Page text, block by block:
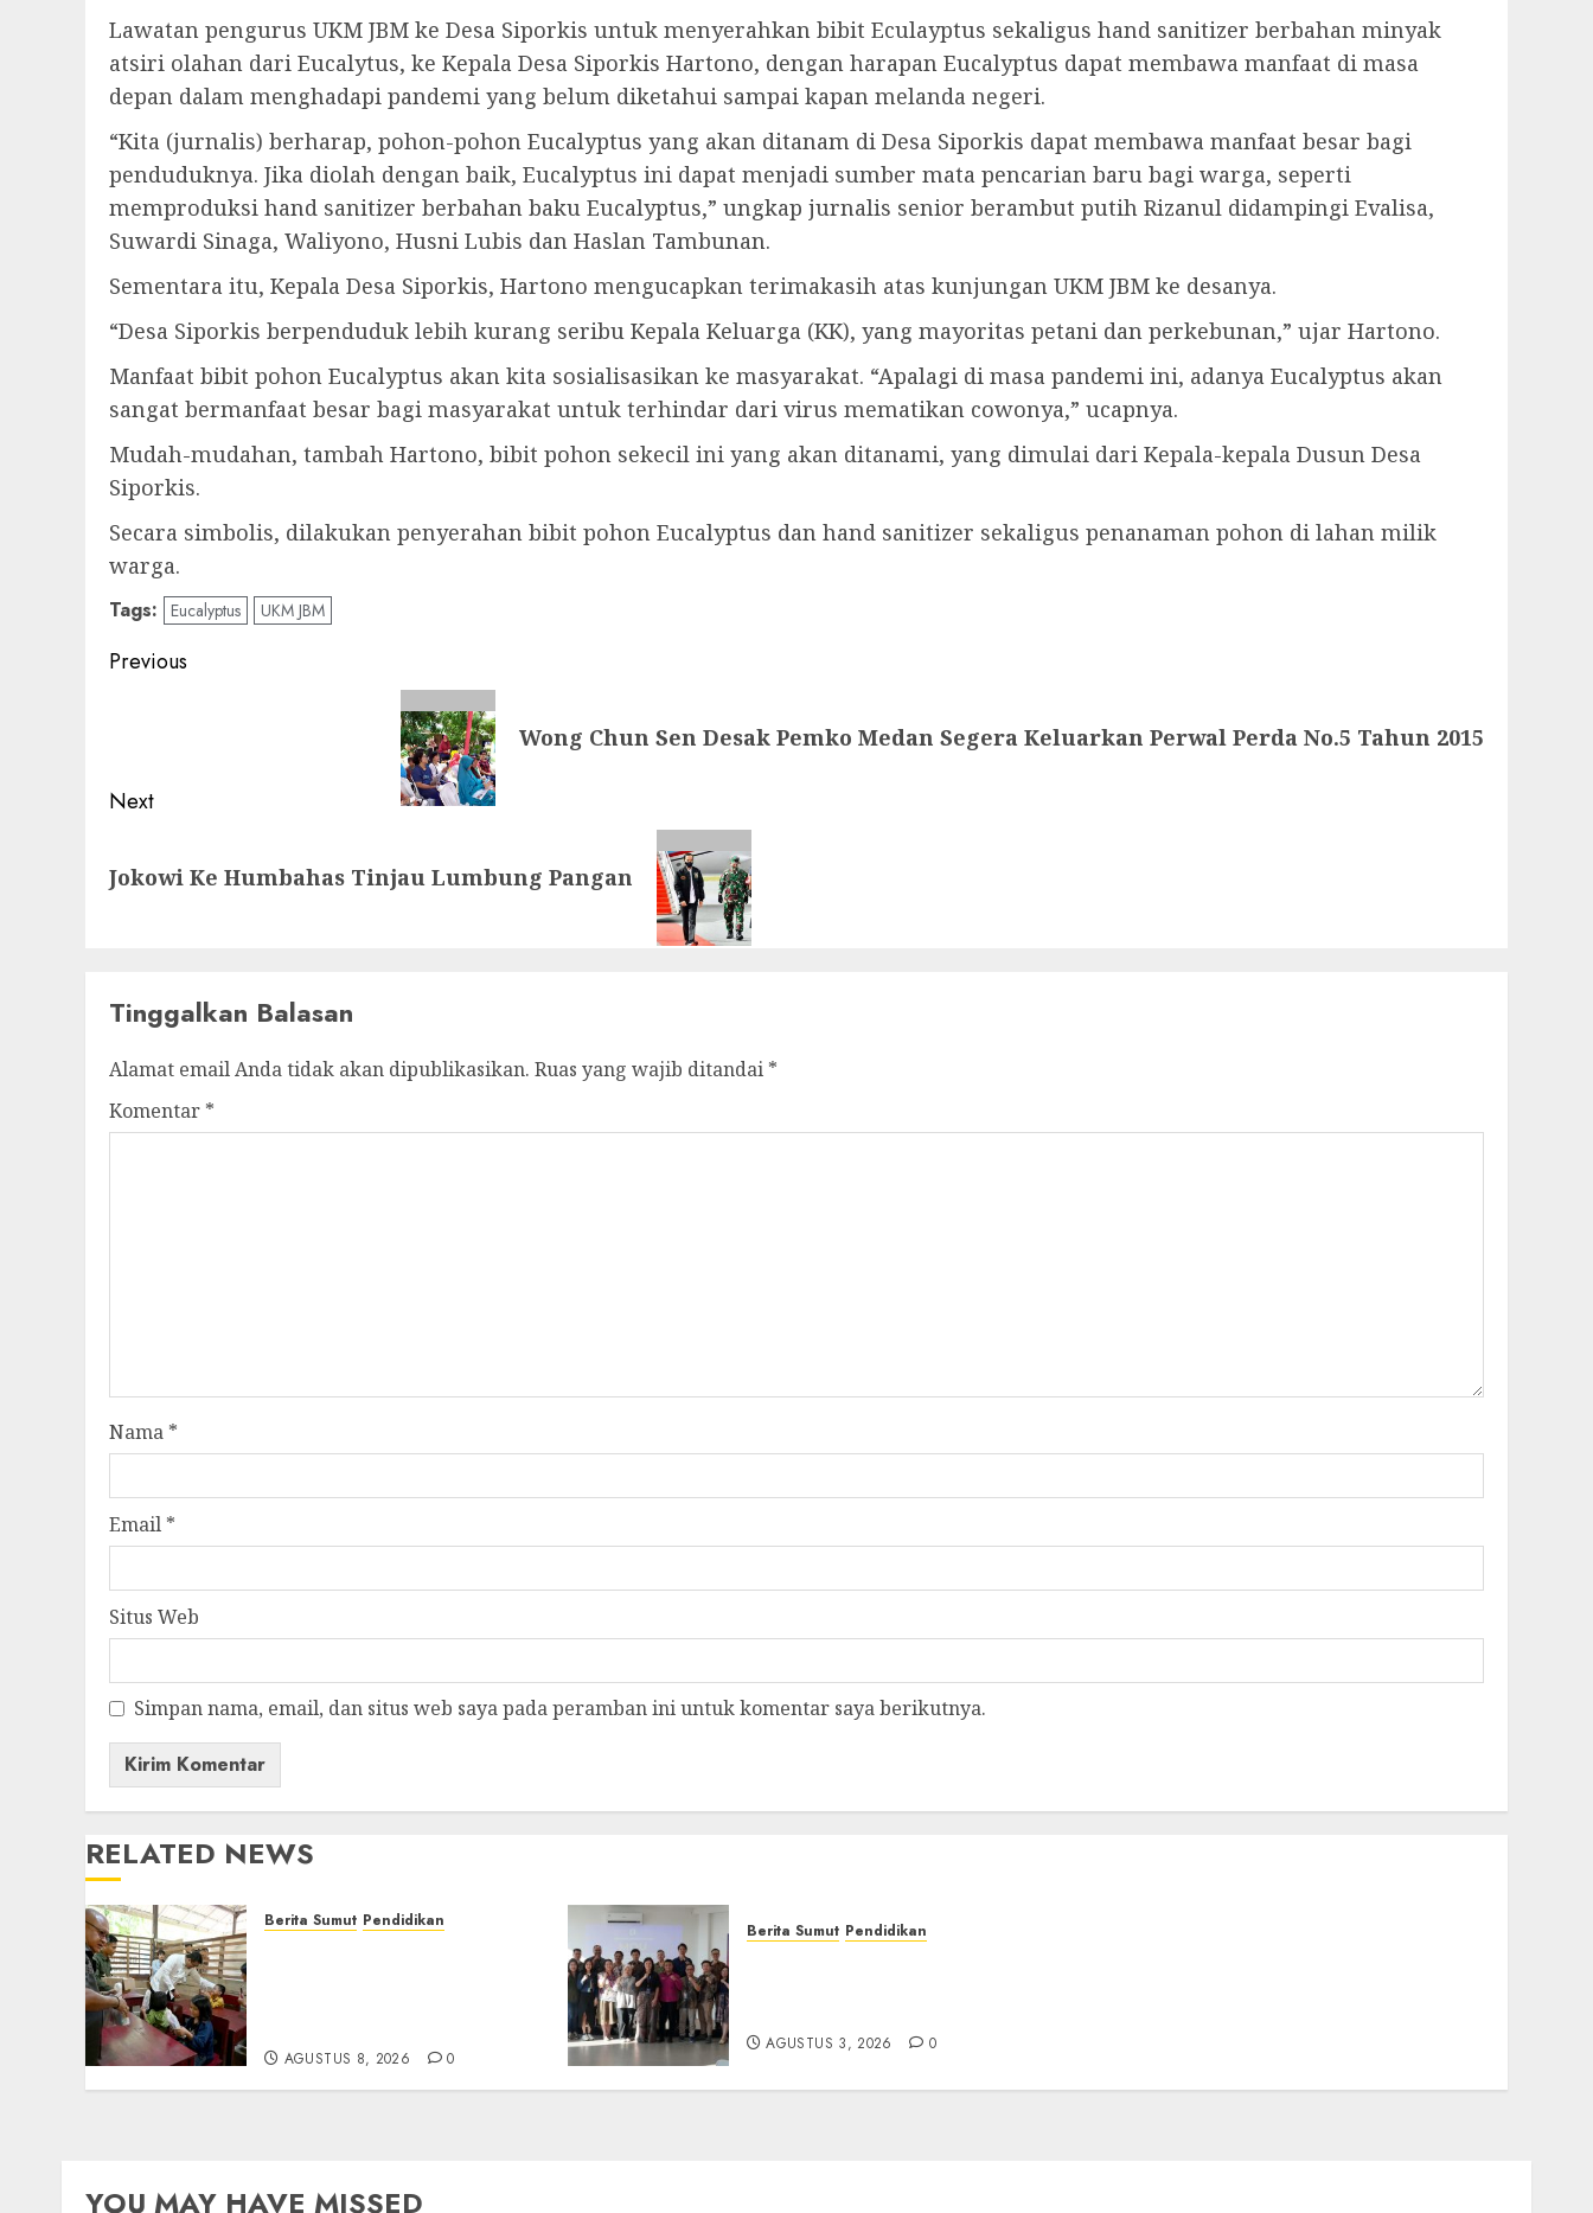
Lawatan pengurus UKM JBM ke Desa Siporkis untuk menyerahkan bibit Eculayptus sekaligus hand sanitizer berbahan minyak
atsiri olahan dari Eucalytus, ke Kepala Desa Siporkis Hartono, dengan harapan Eucalyptus dapat membawa manfaat di masa
depan dalam menghadapi pandemi yang belum diketahui sampai kapan melanda negeri.
“Kita (jurnalis) berharap, pohon-pohon Eucalyptus yang akan ditanam di Desa Siporkis dapat membawa manfaat besar bagi
penduduknya. Jika diolah dengan baik, Eucalyptus ini dapat menjadi sumber mata pencarian baru bagi warga, seperti
memproduksi hand sanitizer berbahan baku Eucalyptus,” ungkap jurnalis senior berambut putih Rizanul didampingi Evalisa,
Suwardi Sinaga, Waliyono, Husni Lubis dan Haslan Tambunan.
Sementara itu, Kepala Desa Siporkis, Hartono mengucapkan terimakasih atas kunjungan UKM JBM ke desanya.
“Desa Siporkis berpenduduk lebih kurang seribu Kepala Keluarga (KK), yang mayoritas petani dan perkebunan,” ujar Hartono.
Manfaat bibit pohon Eucalyptus akan kita sosialisasikan ke masyarakat. “Apalagi di masa pandemi ini, adanya Eucalyptus akan
sangat bermanfaat besar bagi masyarakat untuk terhindar dari virus mematikan cowonya,” ucapnya.
Mudah-mudahan, tambah Hartono, bibit pohon sekecil ini yang akan ditanami, yang dimulai dari Kepala-kepala Dusun Desa
Siporkis.
Secara simbolis, dilakukan penyerahan bibit pohon Eucalyptus dan hand sanitizer sekaligus penanaman pohon di lahan milik
warga.
Tags: Eucalyptus UKM JBM
Post
Previous
Wong Chun Sen Desak Pemko Medan Segera Keluarkan Perwal Perda No.5 Tahun 2015
Next
post:
Jokowi Ke Humbahas Tinjau Lumbung Pangan
Tinggalkan Balasan
Alamat email Anda tidak akan dipublikasikan. Ruas yang wajib ditandai *
Komentar *
Nama *
Email *
Situs Web
Simpan nama, email, dan situs web saya pada peramban ini untuk komentar saya berikutnya.
RELATED NEWS
Berita Sumut Pendidikan
AGUSTUS 8, 2026 0
Berita Sumut Pendidikan
AGUSTUS 3, 2026 0
YOU MAY HAVE MISSED